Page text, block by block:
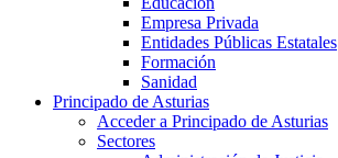
Empresa Privada
Entidades Públicas Estatales
Formación
Sanidad
Principado de Asturias
Acceder a Principado de Asturias
Sectores